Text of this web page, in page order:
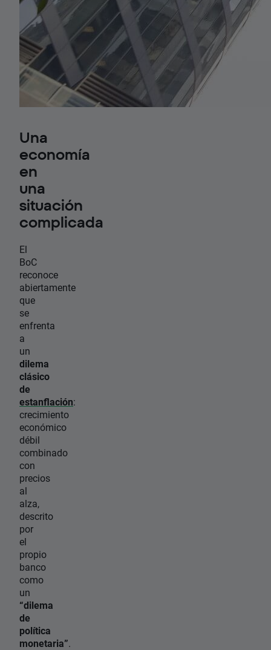
Una
economía
en
una
situación
complicada
El
BoC
reconoce
abiertamente
que
se
enfrenta
a
un
dilema
clásico
de
estanflación:
crecimiento
económico
débil
combinado
con
precios
al
alza,
descrito
por
el
propio
banco
como
un
“dilema
de
política
monetaria”.